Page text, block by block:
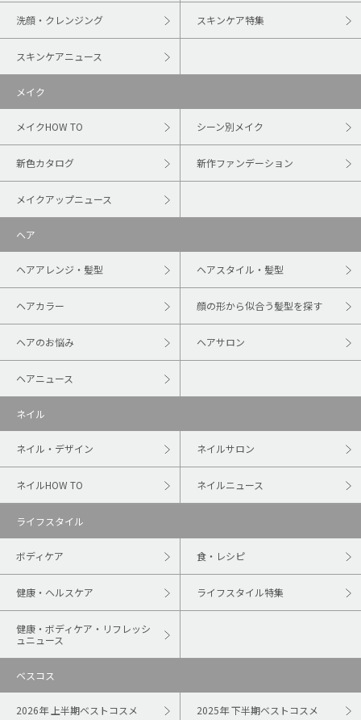
洗顔・クレンジング スキンケア特集
スキンケアニュース
メイク
メイクHOW TO シーン別メイク
新色カタログ 新作ファンデーション
メイクアップニュース
ヘア
ヘアアレンジ・髪型 ヘアスタイル・髪型
ヘアカラー 顔の形から似合う髪型を探す
ヘアのお悩み ヘアサロン
ヘアニュース
ネイル
ネイル・デザイン ネイルサロン
ネイルHOW TO ネイルニュース
ライフスタイル
ボディケア 食・レシピ
健康・ヘルスケア ライフスタイル特集
健康・ボディケア・リフレッシ
ュニュース
ベスコス
2026年 上半期ベストコスメ 2025年 下半期ベストコスメ